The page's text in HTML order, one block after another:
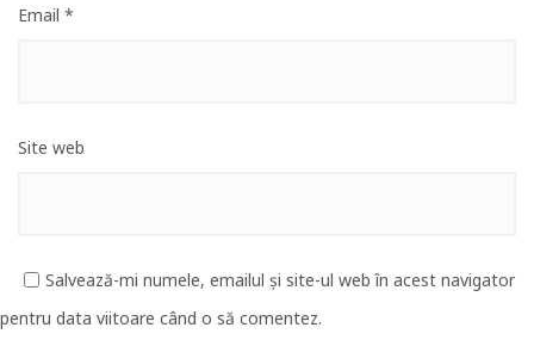
Email *
Site web
Salvează-mi numele, emailul și site-ul web în acest navigator
pentru data viitoare când o să comentez.